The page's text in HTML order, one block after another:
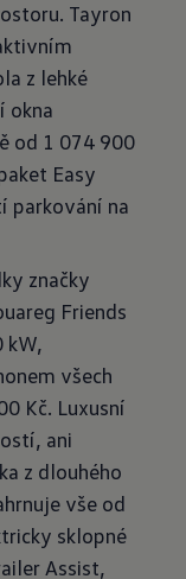
Tayron
z lehké
okna
od 1 074 900
Easy
parkování na
značky
Friends
kW,
všech
Kč. Luxusní
ani
z dlouhého
vše od
sklopné
Assist,